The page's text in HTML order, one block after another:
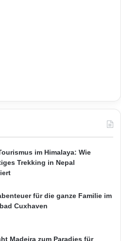
im Himalaya: Wie
Trekking in Nepal
für die ganze Familie im
Cuxhaven
Madeira zum Paradies für